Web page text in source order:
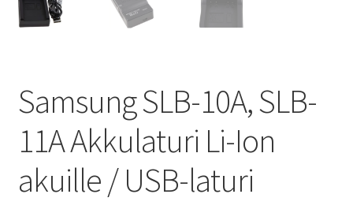
Samsung SLB-10A, SLB-
11A Akkulaturi Li-Ion
akuille / USB-laturi